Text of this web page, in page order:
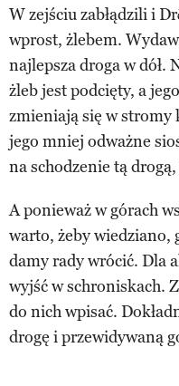
W zejściu zabłądzili i
wprost, żlebem.
najlepsza droga w dół.
żleb jest podcięty, a
zmieniają się w stromy
jego mniej odważne
na schodzenie tą drogą,
A ponieważ w górach
warto, żeby wiedziano,
damy rady wrócić. Dla
wyjść w schroniskach.
do nich wpisać.
drogę i przewidywaną